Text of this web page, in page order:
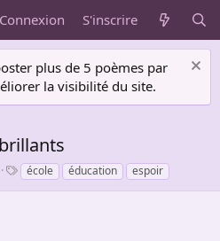
Connexion S'inscrire
plus de 5 poèmes par
la visibilité du site.
T
a
école éducation espoir